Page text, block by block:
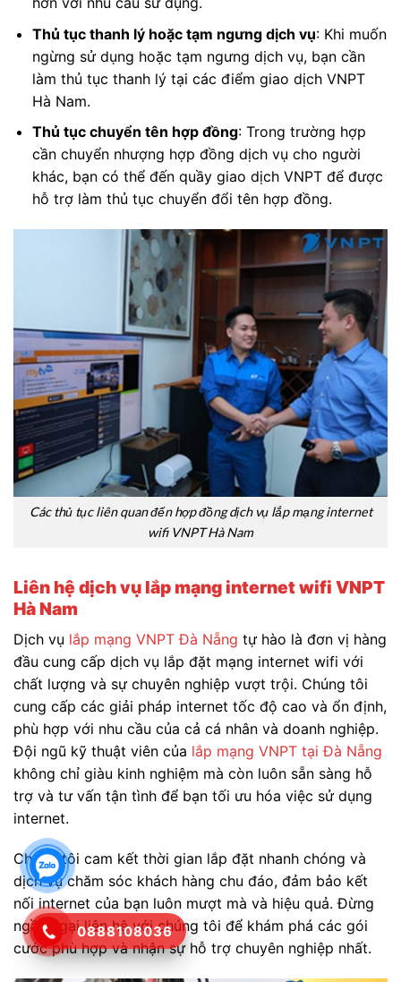
Thủ tục thanh lý hoặc tạm ngưng dịch vụ: Khi muốn
ngừng sử dụng hoặc tạm ngưng dịch vụ, bạn cần
làm thủ tục thanh lý tại các điểm giao dịch VNPT
Hà Nam.
Thủ tục chuyển tên hợp đồng: Trong trường hợp
cần chuyển nhượng hợp đồng dịch vụ cho người
khác, bạn có thể đến quầy giao dịch VNPT để được
hỗ trợ làm thủ tục chuyển đổi tên hợp đồng.
Các thủ tục liên quan đến hợp đồng dịch vụ lắp mạng internet
wifi VNPT Hà Nam
Liên hệ dịch vụ lắp mạng internet wifi VNPT
Hà Nam
Dịch vụ lắp mạng VNPT Đà Nẵng tự hào là đơn vị hàng
đầu cung cấp dịch vụ lắp đặt mạng internet wifi với
chất lượng và sự chuyên nghiệp vượt trội. Chúng tôi
cung cấp các giải pháp internet tốc độ cao và ổn định,
phù hợp với nhu cầu của cả cá nhân và doanh nghiệp.
Đội ngũ kỹ thuật viên của lắp mạng VNPT tại Đà Nẵng
không chỉ giàu kinh nghiệm mà còn luôn sẵn sàng hỗ
trợ và tư vấn tận tình để bạn tối ưu hóa việc sử dụng
internet.
Chúng tôi cam kết thời gian lắp đặt nhanh chóng và
dịch vụ chăm sóc khách hàng chu đáo, đảm bảo kết
nối internet của bạn luôn mượt mà và hiệu quả. Đừng
ngần ngại liên hệ với chúng tôi để khám phá các gói
cước phù hợp và nhận sự hỗ trợ chuyên nghiệp nhất.
0888108036